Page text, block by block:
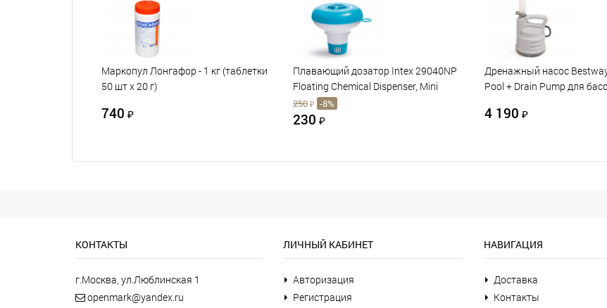
Маркопул Лонгафор - 1 кг (таблетки
50 шт х 20 г)
740 ₽
Плавающий дозатор Intex 29040NP
Floating Chemical Dispenser, Mini
250 ₽ -8%
230 ₽
Дренажный насос
Pool + Drain Pump для
4 190 ₽
КОНТАКТЫ
г.Москва, ул.Люблинская 1
openmark@yandex.ru
ЛИЧНЫЙ КАБИНЕТ
Авторизация
Регистрация
НАВИГАЦИЯ
Доставка
Контакты